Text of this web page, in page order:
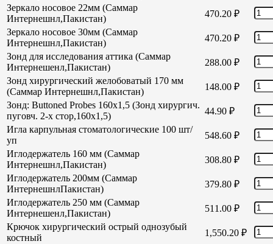
Зеркало носовое 22мм (Саммар
Интернешнл,Пакистан)
470.20 ₽
Зеркало носовое 30мм (Саммар
Интернешнл,Пакистан)
470.20 ₽
Зонд для исследования аттика (Саммар
Интернешенл,Пакистан)
288.00 ₽
Зонд хирургический желобоватый 170 мм
(Саммар Интернешнл,Пакистан)
148.00 ₽
Зонд: Buttoned Probes 160х1,5 (Зонд хирургич.
пуговч. 2-х стор,160х1,5)
44.90 ₽
Игла карпульная стоматологические 100 шт/
уп
548.60 ₽
Иглодержатель 160 мм (Саммар
Интернешнл,Пакистан)
308.80 ₽
Иглодержатель 200мм (Саммар
ИнтернешнлПакистан)
379.80 ₽
Иглодержатель 250 мм (Саммар
Интернешенл,Пакистан)
511.00 ₽
Крючок хирургический острый однозубый
костный
1,550.20 ₽